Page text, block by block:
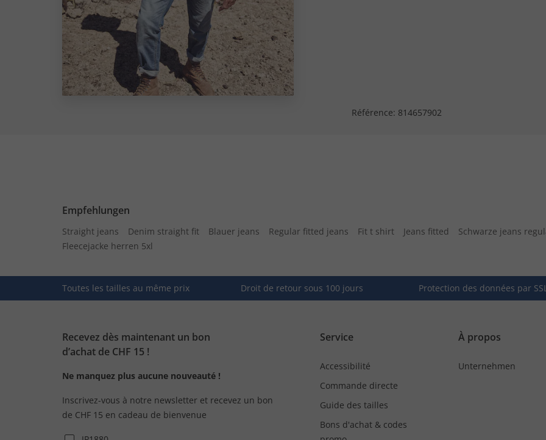
Référence: 814657902
Empfehlungen
Straight jeans Denim straight fit Blauer jeans Regular fitted jeans Fit t shirt Jeans fitted Schwarze jeans
Fleecejacke herren 5xl
Toutes les tailles au même prix Droit de retour sous 100 jours Protection des données par
Recevez dès maintenant un bon
d’achat de CHF 15 !
Ne manquez plus aucune nouveauté !
Inscrivez-vous à notre newsletter et recevez un bon
de CHF 15 en cadeau de bienvenue
Service
Accessibilité
Commande directe
Guide des tailles
Bons d'achat & codes
À propos
Unternehmen